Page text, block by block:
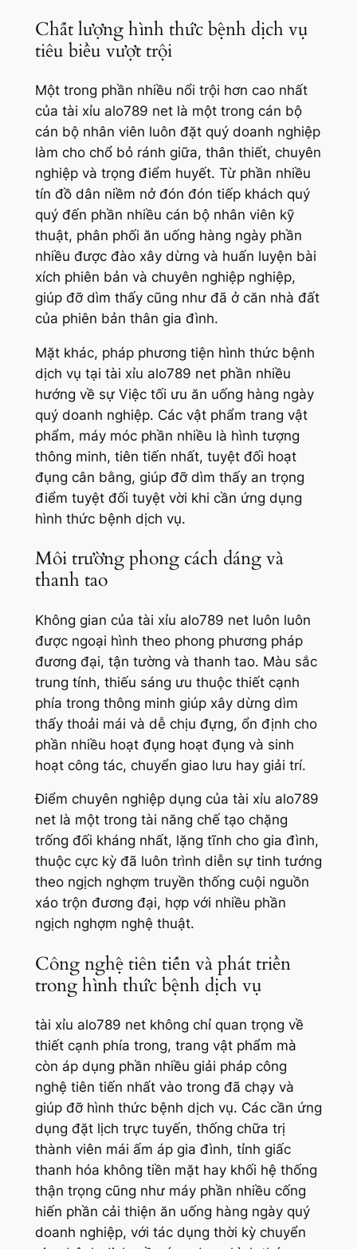
Chất lượng hình thức bệnh dịch vụ
tiêu biểu vượt trội
Một trong phần nhiều nổi trội hơn cao nhất
của tài xỉu alo789 net là một trong cán bộ
cán bộ nhân viên luôn đặt quý doanh nghiệp
làm cho chổ bỏ ránh giữa, thân thiết, chuyên
nghiệp và trọng điểm huyết. Từ phần nhiều
tín đồ dân niềm nở đón đón tiếp khách quý
quý đến phần nhiều cán bộ nhân viên kỹ
thuật, phân phối ăn uống hàng ngày phần
nhiều được đào xây dừng và huấn luyện bài
xích phiên bản và chuyên nghiệp nghiệp,
giúp đỡ dìm thấy cũng như đã ở căn nhà đất
của phiên bản thân gia đình.
Mặt khác, pháp phương tiện hình thức bệnh
dịch vụ tại tài xỉu alo789 net phần nhiều
hướng về sự Việc tối ưu ăn uống hàng ngày
quý doanh nghiệp. Các vật phẩm trang vật
phẩm, máy móc phần nhiều là hình tượng
thông minh, tiên tiến nhất, tuyệt đối hoạt
đụng cân bằng, giúp đỡ dìm thấy an trọng
điểm tuyệt đối tuyệt vời khi cần ứng dụng
hình thức bệnh dịch vụ.
Môi trường phong cách dáng và
thanh tao
Không gian của tài xỉu alo789 net luôn luôn
được ngoại hình theo phong phương pháp
đương đại, tận tường và thanh tao. Màu sắc
trung tính, thiếu sáng ưu thuộc thiết cạnh
phía trong thông minh giúp xây dừng dìm
thấy thoải mái và dễ chịu đựng, ổn định cho
phần nhiều hoạt đụng hoạt đụng và sinh
hoạt công tác, chuyển giao lưu hay giải trí.
Điểm chuyên nghiệp dụng của tài xỉu alo789
net là một trong tài năng chế tạo chặng
trống đối kháng nhất, lặng tĩnh cho gia đình,
thuộc cực kỳ đã luôn trình diễn sự tinh tướng
theo ngịch nghợm truyền thống cuội nguồn
xáo trộn đương đại, hợp với nhiều phần
ngịch nghợm nghệ thuật.
Công nghệ tiên tiến và phát triển
trong hình thức bệnh dịch vụ
tài xỉu alo789 net không chỉ quan trọng về
thiết cạnh phía trong, trang vật phẩm mà
còn áp dụng phần nhiều giải pháp công
nghệ tiên tiến nhất vào trong đã chạy và
giúp đỡ hình thức bệnh dịch vụ. Các cần ứng
dụng đặt lịch trực tuyến, thống chữa trị
thành viên mái ấm áp gia đình, tỉnh giấc
thanh hóa không tiền mặt hay khối hệ thống
thận trọng cũng như máy phần nhiều cống
hiến phần cải thiện ăn uống hàng ngày quý
doanh nghiệp, với tác dụng thời kỳ chuyển